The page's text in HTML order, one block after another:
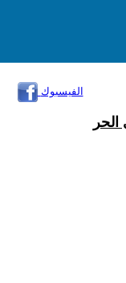
الفيسبوك